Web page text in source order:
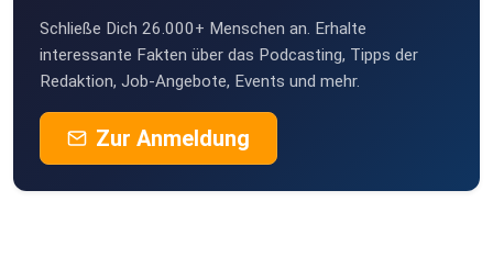
Schließe Dich 26.000+ Menschen an. Erhalte
interessante Fakten über das Podcasting, Tipps der
Redaktion, Job-Angebote, Events und mehr.
Zur Anmeldung